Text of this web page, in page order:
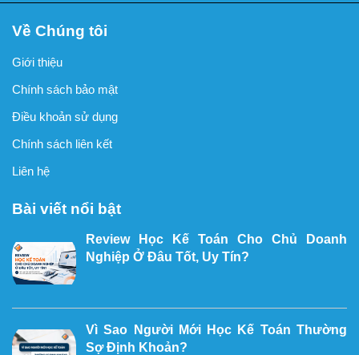
Về Chúng tôi
Giới thiệu
Chính sách bảo mật
Điều khoản sử dụng
Chính sách liên kết
Liên hệ
Bài viết nổi bật
Review Học Kế Toán Cho Chủ Doanh
Nghiệp Ở Đâu Tốt, Uy Tín?
Vì Sao Người Mới Học Kế Toán Thường
Sợ Định Khoản?